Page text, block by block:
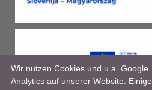
Wir nutzen Cookies und u.a. Google
Analytics auf unserer Website. Einige